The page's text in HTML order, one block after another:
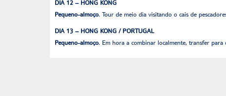
DIA 12 – HONG KONG
Pequeno-almoço. Tour de meio dia visitando o cais de
DIA 13 – HONG KONG / PORTUGAL
Pequeno-almoço. Em hora a combinar localmente, transfer